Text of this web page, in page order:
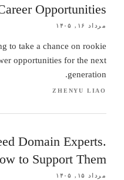
Opportunities
مرداد ۱۶, ۱۴۰۵
to take a chance on rookie
opportunities for the next
generation.
ZHENYU LIAO
Domain Experts.
to Support Them.
مرداد ۱۵, ۱۴۰۵